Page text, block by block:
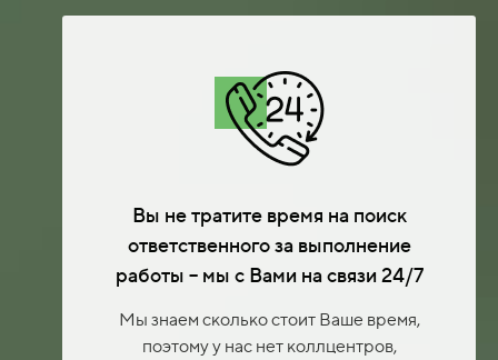
Вы не тратите время на поиск
ответственного за выполнение
работы – мы с Вами на связи 24/7
Мы знаем сколько стоит Ваше время,
поэтому у нас нет коллцентров,